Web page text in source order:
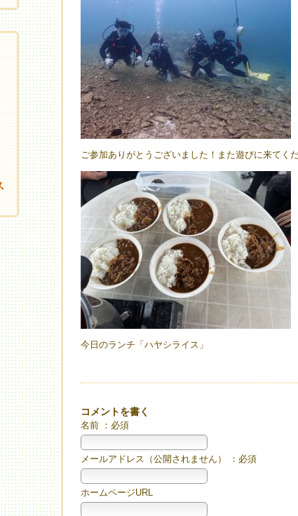
ご参加ありがとうございました！また遊びに来てく
今日のランチ「ハヤシライス」
コメントを書く
名前 ：必須
メールアドレス（公開されません） ：必須
ホームページURL